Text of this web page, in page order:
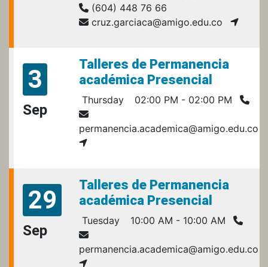
(604) 448 76 66
cruz.garciaca@amigo.edu.co
3
Sep
Talleres de Permanencia
académica Presencial
Thursday 02:00 PM - 02:00 PM
permanencia.academica@amigo.edu.co
29
Sep
Talleres de Permanencia
académica Presencial
Tuesday 10:00 AM - 10:00 AM
permanencia.academica@amigo.edu.co